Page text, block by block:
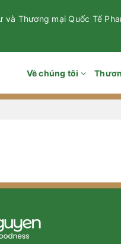
và Thương mại Quốc Tế
Về chúng tôi